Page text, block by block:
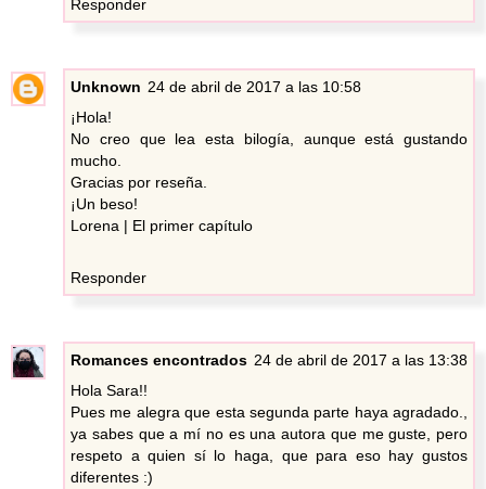
Responder
Unknown 24 de abril de 2017 a las 10:58
¡Hola!
No creo que lea esta bilogía, aunque está gustando
mucho.
Gracias por reseña.
¡Un beso!
Lorena | El primer capítulo
Responder
Romances encontrados 24 de abril de 2017 a las 13:38
Hola Sara!!
Pues me alegra que esta segunda parte haya agradado.,
ya sabes que a mí no es una autora que me guste, pero
respeto a quien sí lo haga, que para eso hay gustos
diferentes :)